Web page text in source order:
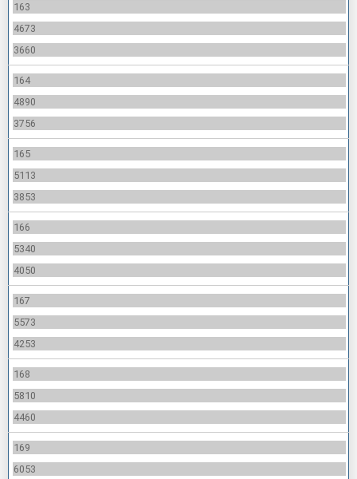
163
4673
3660
164
4890
3756
165
5113
3853
166
5340
4050
167
5573
4253
168
5810
4460
169
6053